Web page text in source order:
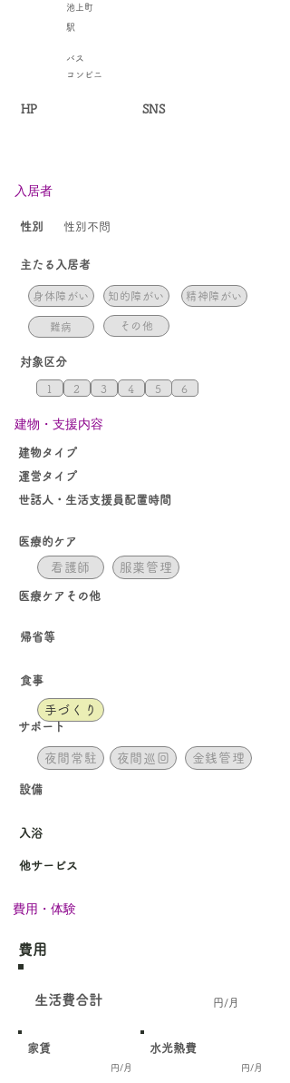
池上町
駅
バス
コンビニ
HP SNS
入居者
​性別 性別不問
​主たる入居者
身体障がい 知的障がい
難病 その他
精神障がい
対象区分
1 2 3 4 5 6
​建物・支援内容
手づくり
​建物タイプ
​運営タイプ
世話人・生活支援員配置時間
医療的ケア
看護師 服薬管理
医療ケア​その他
帰省等
食事
​サポート
夜間常駐 夜間巡回 金銭管理
設備
​入浴
他サービス
費用・体験
費用
​生活費合計 円/月
家賃
円/月
水光熱費
円/月